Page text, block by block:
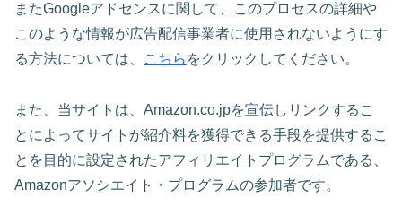
またGoogleアドセンスに関して、このプロセスの詳細や
このような情報が広告配信事業者に使用されないようにす
る方法については、
こちら をクリックしてください。
また、当サイトは、Amazon.co.jpを宣伝しリンクするこ
とによってサイトが紹介料を獲得できる手段を提供するこ
とを目的に設定されたアフィリエイトプログラムである、
Amazonアソシエイト・プログラムの参加者です。